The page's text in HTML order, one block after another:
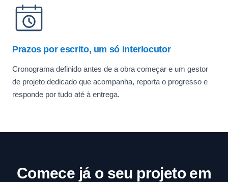
Prazos por escrito, um só interlocutor
Cronograma definido antes de a obra começar e um gestor
de projeto dedicado que acompanha, reporta o progresso e
responde por tudo até à entrega.
Comece já o seu projeto em